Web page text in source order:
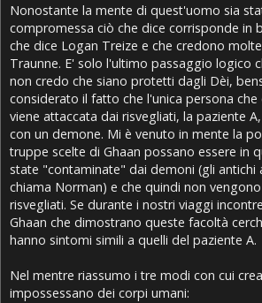
Nonostante la mente di quest'uomo sia
compromessa ciò che dice corrisponde in
che dice Logan Treize e che credono
Traunne. E' solo l'ultimo passaggio logico
non credo che siano protetti dagli Dèi,
considerato il fatto che l'unica persona che
viene attaccata dai risvegliati, la paziente
con un demone. Mi è venuto in mente la
truppe scelte di Ghaan possano essere in
state "contaminate" dai demoni (gli antichi
chiama Norman) e che quindi non
risvegliati. Se durante i nostri viaggi
Ghaan che dimostrano queste facoltà
hanno sintomi simili a quelli del paziente A.
Nel mentre riassumo i tre modi con cui
impossessano dei corpi umani: